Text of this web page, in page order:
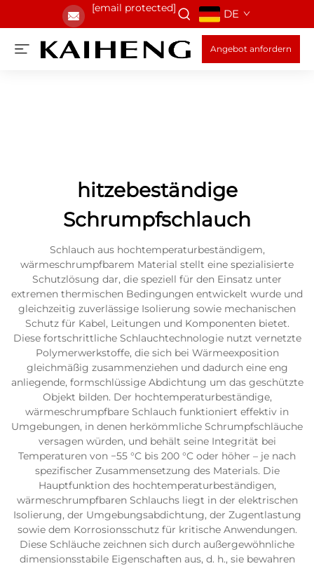
[email protected] DE
Angebot anfordern
hitzebeständige
Schrumpfschlauch
Schlauch aus hochtemperaturbeständigem,
wärmeschrumpfbarem Material stellt eine spezialisierte
Schutzlösung dar, die speziell für den Einsatz unter
extremen thermischen Bedingungen entwickelt wurde und
gleichzeitig zuverlässige Isolierung sowie mechanischen
Schutz für Kabel, Leitungen und Komponenten bietet.
Diese fortschrittliche Schlauchtechnologie nutzt vernetzte
Polymerwerkstoffe, die sich bei Wärmeexposition
gleichmäßig zusammenziehen und dadurch eine eng
anliegende, formschlüssige Abdichtung um das geschützte
Objekt bilden. Der hochtemperaturbeständige,
wärmeschrumpfbare Schlauch funktioniert effektiv in
Umgebungen, in denen herkömmliche Schrumpfschläuche
versagen würden, und behält seine Integrität bei
Temperaturen von −55 °C bis 200 °C oder höher – je nach
spezifischer Zusammensetzung des Materials. Die
Hauptfunktion des hochtemperaturbeständigen,
wärmeschrumpfbaren Schlauchs liegt in der elektrischen
Isolierung, der Umgebungsabdichtung, der Zugentlastung
sowie dem Korrosionsschutz für kritische Anwendungen.
Diese Schläuche zeichnen sich durch außergewöhnliche
dimensionsstabile Eigenschaften aus, d. h., sie bewahren